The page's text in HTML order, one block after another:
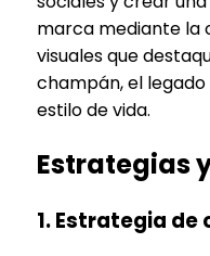
marca mediante la
visuales que
champán, el legado
estilo de vida.
Estrategias
1. Estrategia